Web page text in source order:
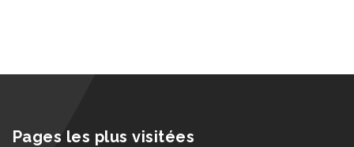
Pages les plus visitées